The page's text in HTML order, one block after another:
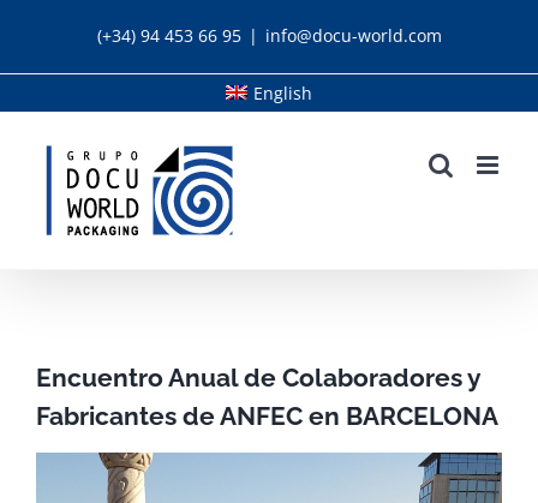
(+34) 94 453 66 95 | info@docu-world.com
English
Encuentro Anual de Colaboradores y
Fabricantes de ANFEC en BARCELONA